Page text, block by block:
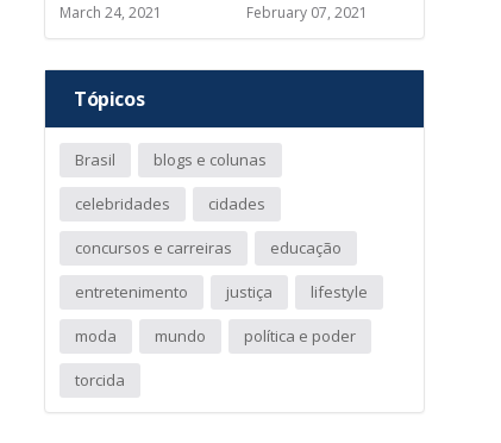
March 24, 2021 February 07, 2021
Tópicos
Brasil blogs e colunas
celebridades cidades
concursos e carreiras educação
entretenimento justiça lifestyle
moda mundo política e poder
torcida